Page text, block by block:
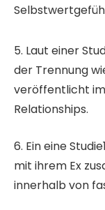
5. Laut einer
der Trennung
veröffentlicht
Relationships.
6. Ein eine
mit ihrem Ex
innerhalb von